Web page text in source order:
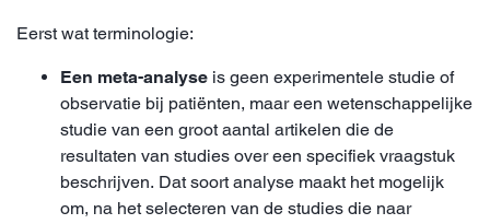
Eerst wat terminologie:
Een meta-analyse is geen experimentele studie of
observatie bij patiënten, maar een wetenschappelijke
studie van een groot aantal artikelen die de
resultaten van studies over een specifiek vraagstuk
beschrijven. Dat soort analyse maakt het mogelijk
om, na het selecteren van de studies die naar